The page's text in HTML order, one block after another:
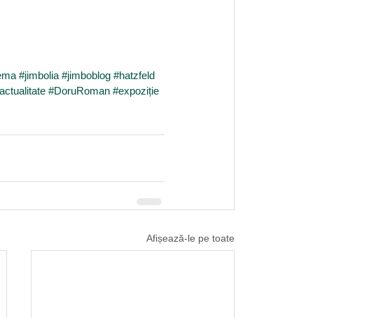
#jimbolia #jimboblog #hatzfeld
#DoruRoman #expoziție
Afișează-le pe toate